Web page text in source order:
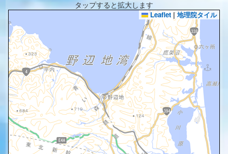
タップすると拡大します
Leaflet | 地理院タイル